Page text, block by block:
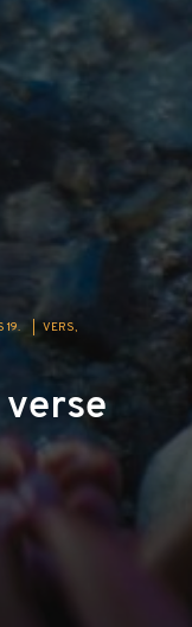
19.
VERS